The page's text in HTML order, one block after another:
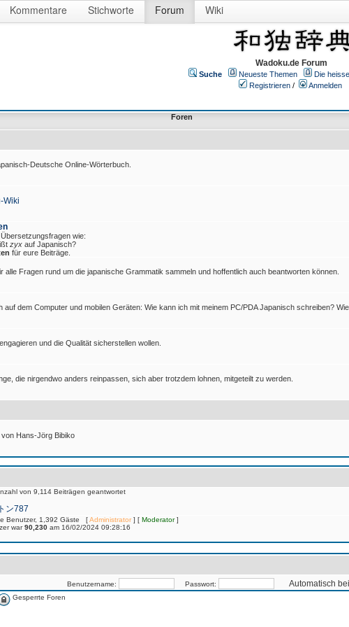
Kommentare Stichworte Forum Wiki
Wadoku.de Forum
Suche Neueste Themen
Die
Registrieren / Anmelden
Foren
Deutsche Online-Wörterbuch.
Wiki
wie:
zyx auf Japanisch?
für eure Beiträge.
alle Fragen rund um die japanische Grammatik sammeln und hoffentlich auch beantworten können.
auf dem Computer und mobilen Geräten: Wie kann ich mit meinem PC/PDA Japanisch schreiben?
und die Qualität sicherstellen wollen.
die nirgendwo anders reinpassen, sich aber trotzdem lohnen, mitgeteilt zu werden.
von Hans-Jörg Bibiko
von 9,114 Beiträgen geantwortet
ン787
Benutzer, 1,392 Gäste [Administrator] [ Moderator]
war90,230 am 16/02/2024 09:28:16
Benutzername: Passwort: Automatisch
Gesperrte Foren